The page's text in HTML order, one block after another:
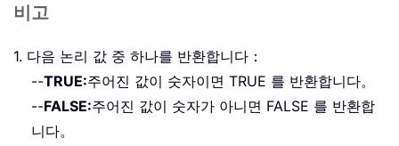
비고
1. 다음 논리 값 중 하나를 반환합니다：
--TRUE:주어진 값이 숫자이면 TRUE 를 반환합니다。
--FALSE:주어진 값이 숫자가 아니면 FALSE 를 반환합
니다。